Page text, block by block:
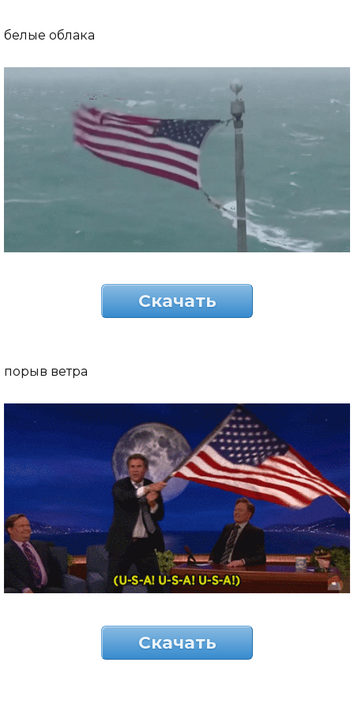
белые облака
Скачать
порыв ветра
Скачать